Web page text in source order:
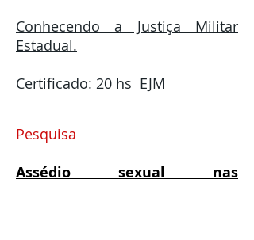
Conhecendo a Justiça Militar
Estadual.
Certificado: 20 hs EJM
Pesquisa
Assédio sexual nas